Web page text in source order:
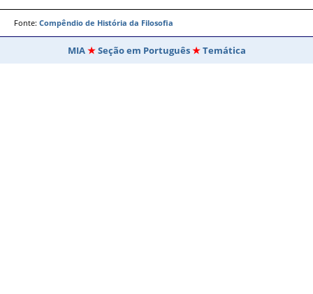
Fonte: Compêndio de História da Filosofia
MIA Seção em Português Temática